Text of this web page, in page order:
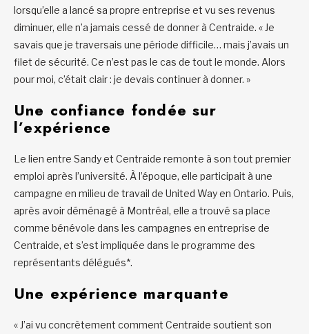
lorsqu’elle a lancé sa propre entreprise et vu ses revenus
diminuer, elle n’a jamais cessé de donner à Centraide. « Je
savais que je traversais une période difficile… mais j’avais un
filet de sécurité. Ce n’est pas le cas de tout le monde. Alors
pour moi, c’était clair : je devais continuer à donner. »
Une confiance fondée sur
l’expérience
Le lien entre Sandy et Centraide remonte à son tout premier
emploi après l’université. À l’époque, elle participait à une
campagne en milieu de travail de United Way en Ontario. Puis,
après avoir déménagé à Montréal, elle a trouvé sa place
comme bénévole dans les campagnes en entreprise de
Centraide, et s’est impliquée dans le programme des
représentants délégués*.
Une expérience marquante
« J’ai vu concrètement comment Centraide soutient son